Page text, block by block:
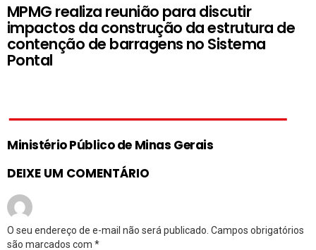
MPMG realiza reunião para discutir
impactos da construção da estrutura de
contenção de barragens no Sistema
Pontal
Ministério Público de Minas Gerais
DEIXE UM COMENTÁRIO
O seu endereço de e-mail não será publicado. Campos obrigatórios
são marcados com *